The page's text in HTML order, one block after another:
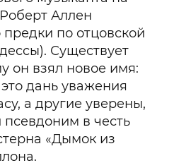
Аллен
по отцовской
Существует
он взял новое имя:
дань уважения
а другие уверены,
псевдоним в честь
«Дымок из